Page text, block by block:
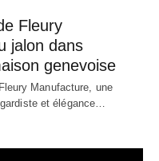
Fleury
jalon dans
genevoise
Manufacture, une
et élégance…